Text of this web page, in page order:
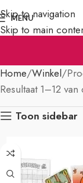
Skip to navigation
Skip to main
MENU
Home Winkel
Resultaat 1–12
Toon sidebar